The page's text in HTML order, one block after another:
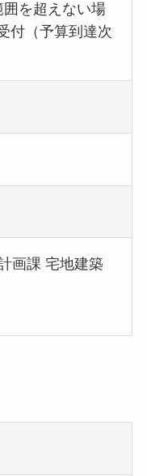
を超えない場
付（予算到達次
画課 宅地建築